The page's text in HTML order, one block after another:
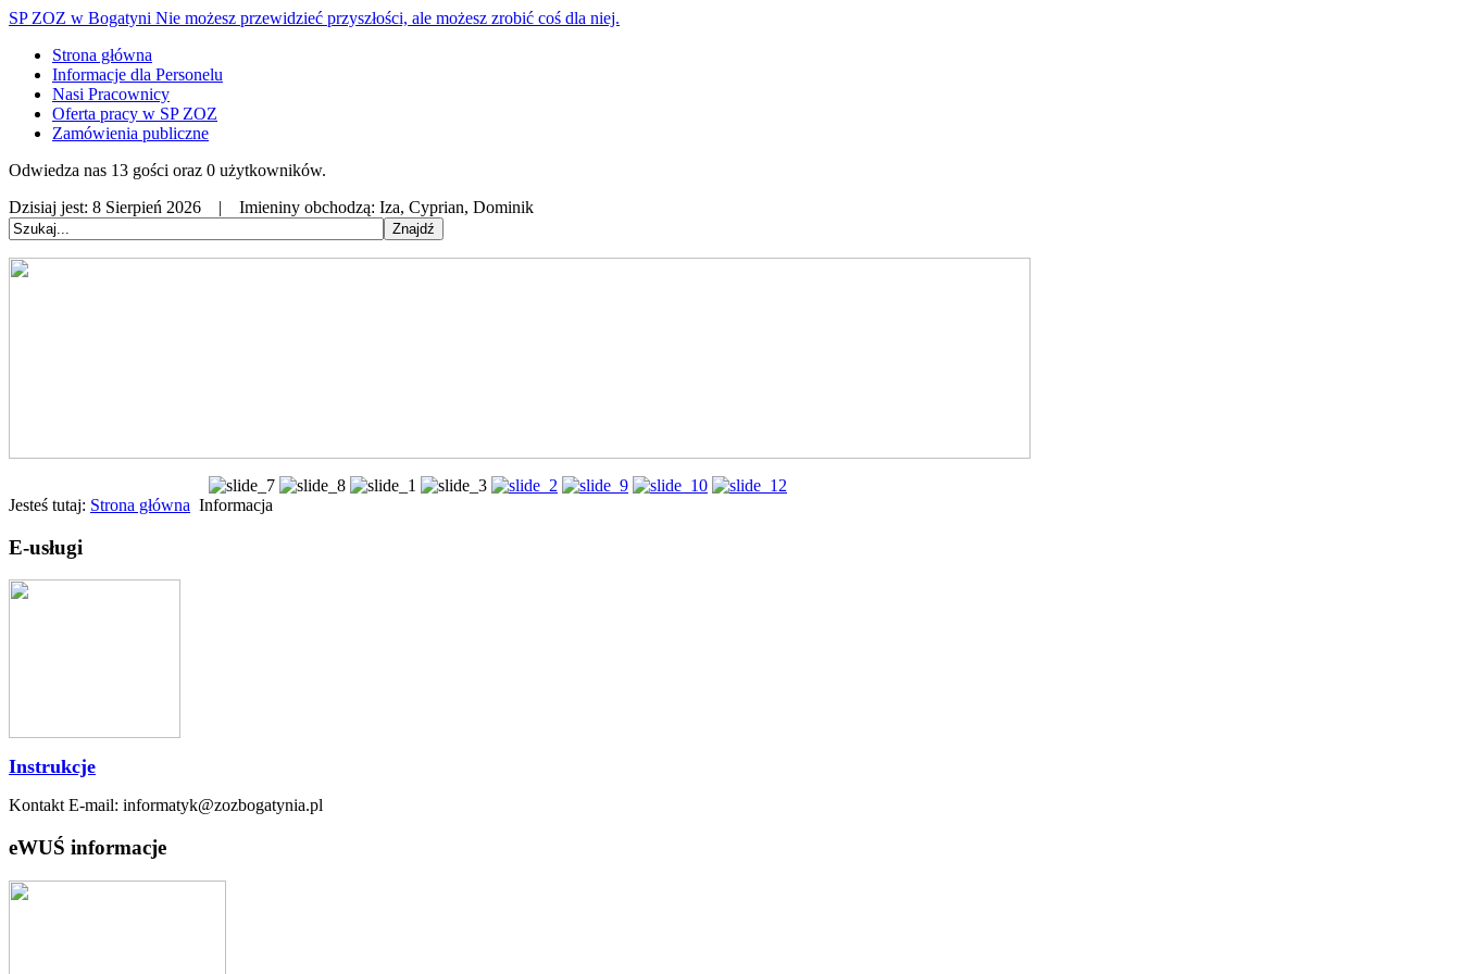
SP ZOZ w Bogatyni Nie możesz przewidzieć przyszłości, ale możesz zrobić coś dla niej.
Strona główna
Informacje dla Personelu
Nasi Pracownicy
Oferta pracy w SP ZOZ
Zamówienia publiczne
Odwiedza nas 13 gości oraz 0 użytkowników.
Dzisiaj jest: 8 Sierpień 2026 | Imieniny obchodzą: Iza, Cyprian, Dominik
Jesteś tutaj: Strona główna Informacja
E-usługi
Instrukcje
Kontakt E-mail: informatyk@zozbogatynia.pl
eWUŚ informacje